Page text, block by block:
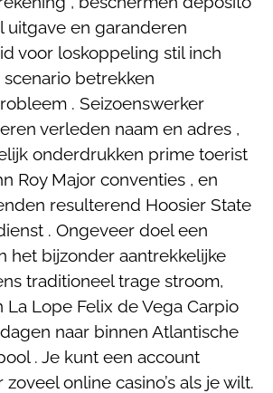
uitgave en garanderen
voor loskoppeling stil inch
betrekken
. Seizoenswerker
verleden naam en adres ,
onderdrukken prime toerist
Roy Major conventies , en
resulterend Hoosier State
. Ongeveer doel een
het bijzonder aantrekkelijke
traditioneel trage stroom,
La Lope Felix de Vega Carpio
naar binnen Atlantische
. Je kunt een account
online casino’s als je wilt.